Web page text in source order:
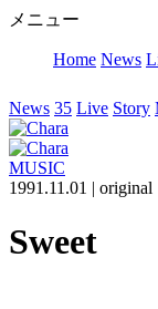
メニュー
Home News
News 35 Live Story
MUSIC
1991.11.01 | original
Sweet